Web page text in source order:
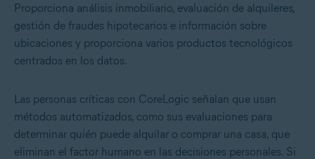
Proporciona análisis inmobiliario, evaluación de alquileres,
gestión de fraudes hipotecarios e información sobre
ubicaciones y proporciona varios productos tecnológicos
centrados en los datos.
Las personas críticas con CoreLogic señalan que usan
métodos automatizados, como sus evaluaciones para
determinar quién puede alquilar o comprar una casa, que
eliminan el factor humano en las decisiones personales. Si